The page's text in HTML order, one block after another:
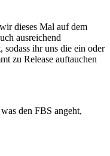
dieses Mal auf dem
ausreichend
ihr uns die ein oder
zu Release auftauchen
den FBS angeht,